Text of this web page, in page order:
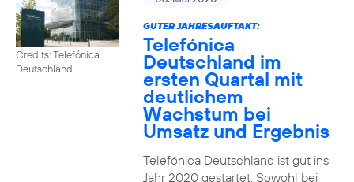
Credits: Telefónica
Deutschland
GUTER JAHRESAUFTAKT:
Telefónica
Deutschland im
ersten Quartal mit
deutlichem
Wachstum bei
Umsatz und Ergebnis
Telefónica Deutschland ist gut ins
Jahr 2020 gestartet. Sowohl bei